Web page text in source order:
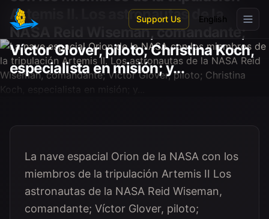
Skip to main content
Support Us English
Artemis II. Los astronautas de la
NASA Reid Wiseman, comandante;
Víctor Glover, piloto; Christina Koch,
especialista en misión; y...
La nave espacial Orion de la NASA con los
miembros de la tripulación Artemis II Los
astronautas de la NASA Reid Wiseman,
comandante; Víctor Glover, piloto;